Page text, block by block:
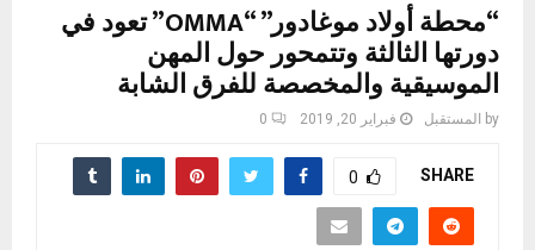
“محطة أولاد موغادور” “OMMA” تعود في
دورتها الثالثة وتتمحور حول المهن
الموسيقية والمخصصة للفرق الشابة
by المستقبل فبراير 20, 2019 0
SHARE
0